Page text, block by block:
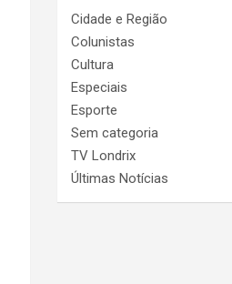
Cidade e Região
Colunistas
Cultura
Especiais
Esporte
Sem categoria
TV Londrix
Últimas Notícias